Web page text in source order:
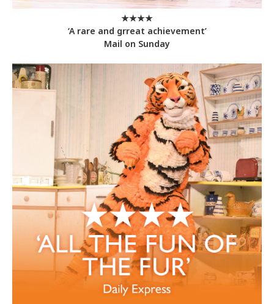
★★★★
‘A rare and grreat achievement’
Mail on Sunday